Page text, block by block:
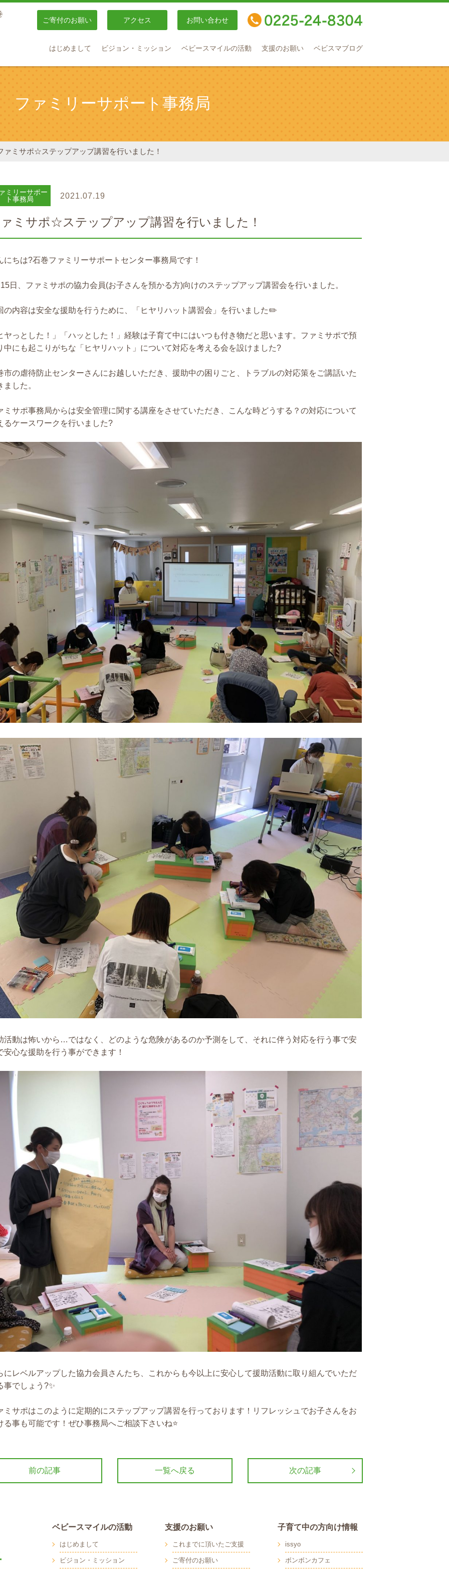
ご寄付のお願い アクセス お問い合わせ
はじめまして ビジョン・ミッション ベビースマイルの活動 支援のお願い ベビスマブログ
ファミリーサポート事務局
ァミサポ☆ステップアップ講習を行いました！
ミリーサポー
ト事務局
2021.07.19
ミサポ☆ステップアップ講習を行いました！
にちは?石巻ファミリーサポートセンター事務局です！
日、ファミサポの協力会員(お子さんを預かる方)向けのステップアップ講習会を行いました。
の内容は安全な援助を行うために、「ヒヤリハット講習会」を行いました✏️
ヤっとした！」「ハッとした！」経験は子育て中にはいつも付き物だと思います。ファミサポで預
中にも起こりがちな「ヒヤリハット」について対応を考える会を設けました?
市の虐待防止センターさんにお越しいただき、援助中の困りごと、トラブルの対応策をご講話いた
ました。
ミサポ事務局からは安全管理に関する講座をさせていただき、こんな時どうする？の対応について
るケースワークを行いました?
活動は怖いから…ではなく、どのような危険があるのか予測をして、それに伴う対応を行う事で安
安心な援助を行う事ができます！
にレベルアップした協力会員さんたち、これからも今以上に安心して援助活動に取り組んでいただ
事でしょう?✨
ミサポはこのように定期的にステップアップ講習を行っております！リフレッシュでお子さんをお
る事も可能です！ぜひ事務局へご相談下さいね⭐️
前の記事 次の記事
一覧へ戻る
ベビースマイルの活動
はじめまして
ビジョン・ミッション
支援のお願い
これまでに頂いたご支援
ご寄付のお願い
子育て中の方向け情報
issyo
ボンボンカフェ